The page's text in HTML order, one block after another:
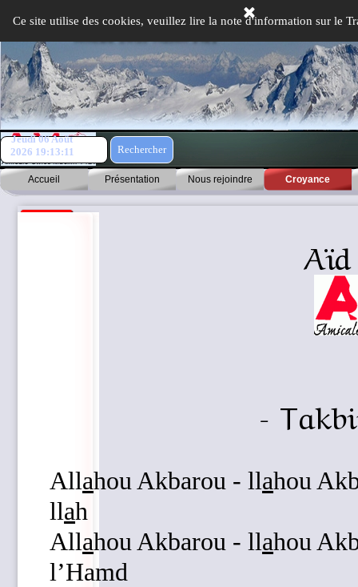
Ce site utilise des cookies, veuillez lire la note d'information sur le
Rechercher
Jeudi 06 Août
2026 19:13:11
Accueil Présentation Nous rejoindre Croyance
-
Allahou Akbarou - llahou
llah
Allahou Akbarou - llahou
l’Hamd